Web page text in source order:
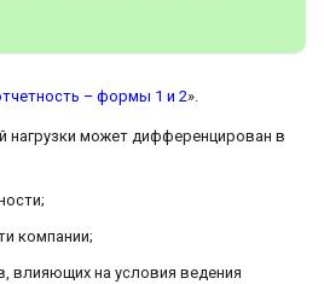
– формы 1 и 2».
нагрузки может дифференцирован в
компании;
влияющих на условия ведения